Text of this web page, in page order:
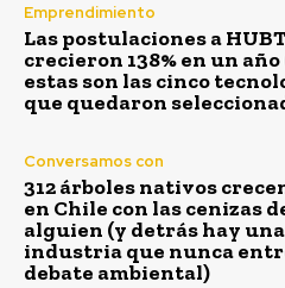
Emprendimiento
Las postulaciones a
crecieron 138% en un año
estas son las cinco
que quedaron
Conversamos con
312 árboles nativos
en Chile con las cenizas
alguien (y detrás hay una
industria que nunca
debate ambiental)